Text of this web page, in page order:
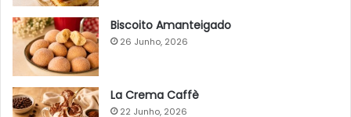
Biscoito Amanteigado
26 Junho, 2026
La Crema Caffè
22 Junho, 2026